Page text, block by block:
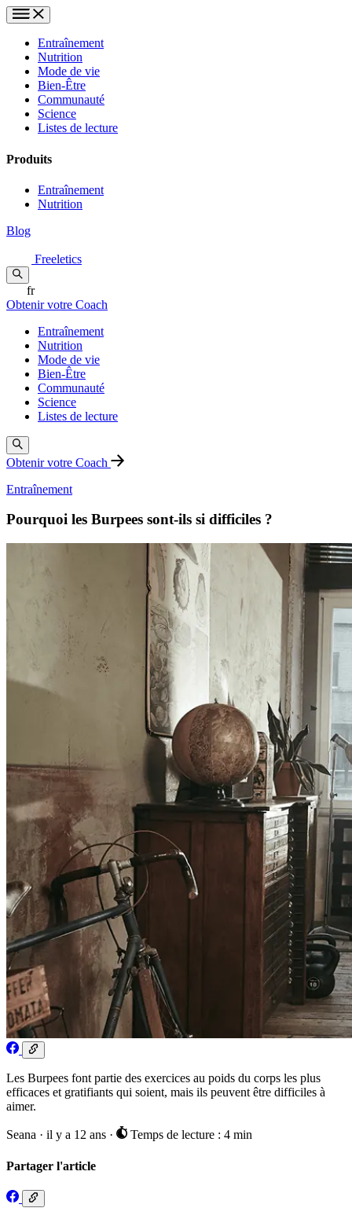
Entraînement
Nutrition
Mode de vie
Bien-Être
Communauté
Science
Listes de lecture
Produits
Entraînement
Nutrition
Blog
Freeletics
fr
Obtenir votre Coach
Entraînement
Nutrition
Mode de vie
Bien-Être
Communauté
Science
Listes de lecture
Obtenir votre Coach
Entraînement
Pourquoi les Burpees sont-ils si difficiles ?
Les Burpees font partie des exercices au poids du corps les plus
efficaces et gratifiants qui soient, mais ils peuvent être difficiles à
aimer.
Seana · il y a 12 ans · Temps de lecture : 4 min
Partager l'article